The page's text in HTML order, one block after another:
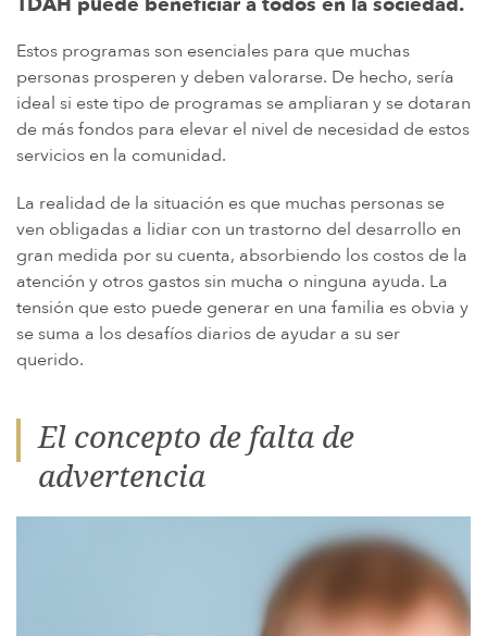
Estos programas son esenciales para que muchas
personas prosperen y deben valorarse. De hecho, sería
ideal si este tipo de programas se ampliaran y se dotaran
de más fondos para elevar el nivel de necesidad de estos
servicios en la comunidad.
La realidad de la situación es que muchas personas se
ven obligadas a lidiar con un trastorno del desarrollo en
gran medida por su cuenta, absorbiendo los costos de la
atención y otros gastos sin mucha o ninguna ayuda. La
tensión que esto puede generar en una familia es obvia y
se suma a los desafíos diarios de ayudar a su ser
querido.
El concepto de falta de
advertencia